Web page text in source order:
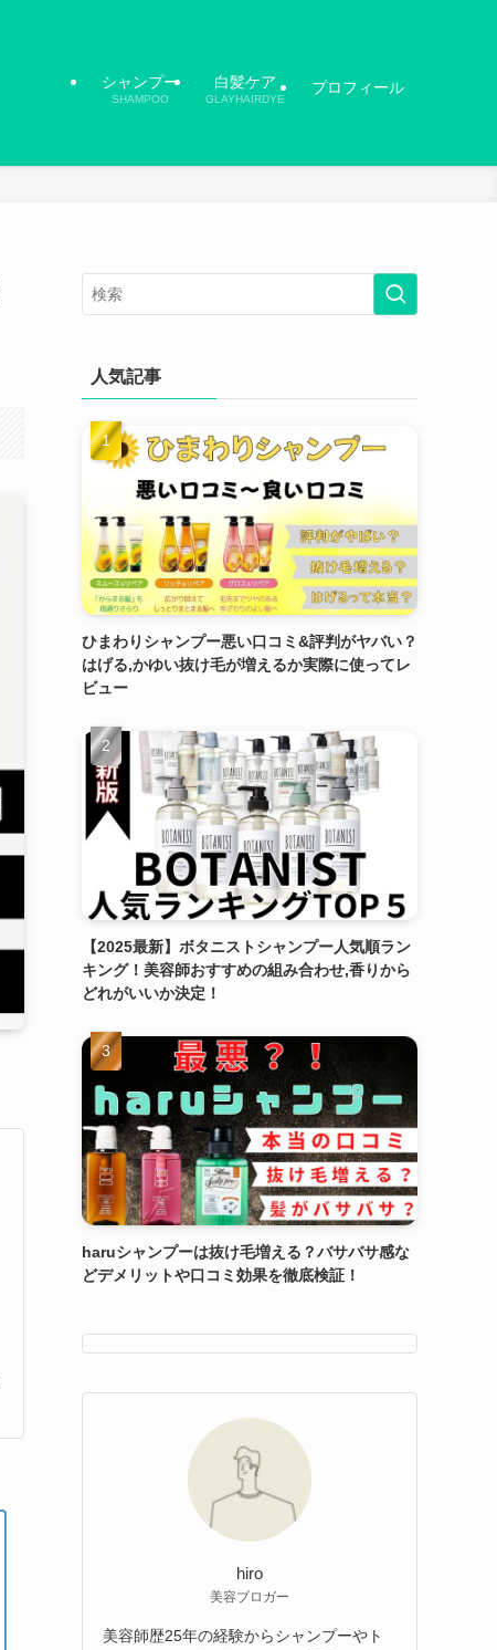
シャンプー
SHAMPOO
白髪ケア
GLAYHAIRDYE
プロフィール
人気記事
ひまわりシャンプー悪い口コミ&評判がヤバい？
はげる,かゆい抜け毛が増えるか実際に使ってレ
ビュー
【2025最新】ボタニストシャンプー人気順ラン
キング！美容師おすすめの組み合わせ,香りから
どれがいいか決定！
haruシャンプーは抜け毛増える？バサバサ感な
どデメリットや口コミ効果を徹底検証！
hiro
美容ブロガー
美容師歴25年の経験からシャンプーやト